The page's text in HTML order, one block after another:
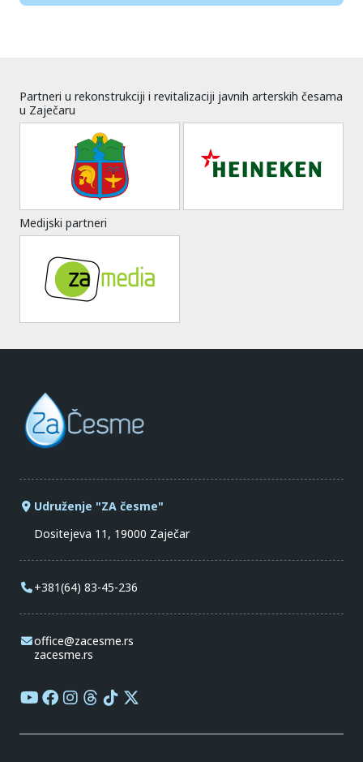
Partneri u rekonstrukciji i revitalizaciji javnih arterskih česama
u Zaječaru
Medijski partneri
Udruženje "ZA česme"
Dositejeva 11, 19000 Zaječar
+381(64) 83-45-236
office@zacesme.rs
zacesme.rs